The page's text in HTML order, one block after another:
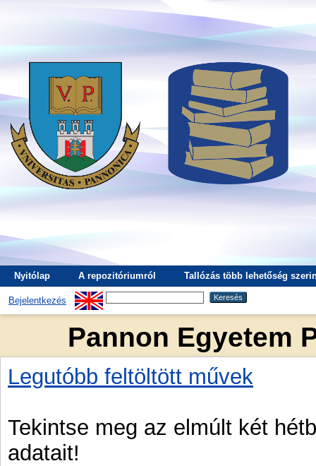
Nyitólap A repozitóriumról Tallózás több lehetőség
Bejelentkezés
Pannon Egyetem
Legutóbb feltöltött művek
Tekintse meg az elmúlt két
adatait!